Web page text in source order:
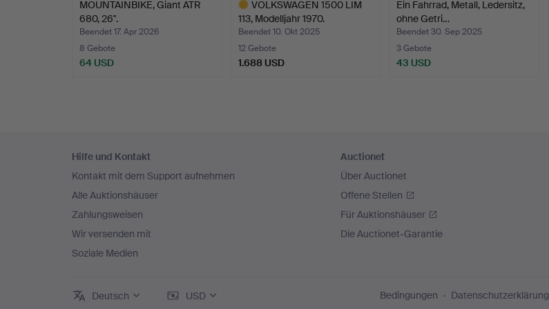
MOUNTAINBIKE, Giant ATR
680, 26".
Beendet 17. Apr 2026
8 Gebote
64 USD
VOLKSWAGEN 1500 LIM
113, Modelljahr 1970.
Beendet 10. Okt 2025
12 Gebote
1.688 USD
Ein Fahrrad, Metall, Ledersitz,
ohne Getri…
Beendet 30. Sep 2025
3 Gebote
43 USD
Navigation
Hilfe und Kontakt
Kontakt mit dem Support aufnehmen
Alle Auktionshäuser
Zahlungsweisen
Wir versenden mit
Soziale Medien
Auctionet
Über Auctionet
Offene Stellen
Für Auktionshäuser
Die Auctionet-Garantie
Deutsch USD Bedingungen Datenschutzerklärung